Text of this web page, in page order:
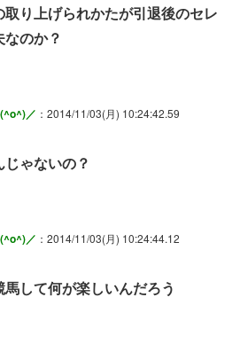
り上げられかたが引退後のセレ
のか？
／ ：2014/11/03(月) 10:24:42.59
ゃないの？
／ ：2014/11/03(月) 10:24:44.12
して何が楽しいんだろう